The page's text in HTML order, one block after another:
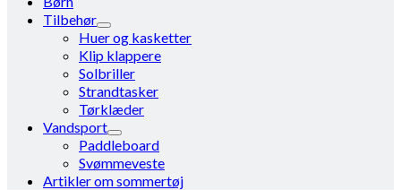
Tilbehør
Huer og kasketter
Klip klappere
Solbriller
Strandtasker
Tørklæder
Vandsport
Paddleboard
Svømmeveste
Artikler om sommertøj